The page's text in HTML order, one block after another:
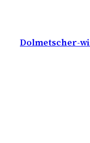
content
Dolmetscher-